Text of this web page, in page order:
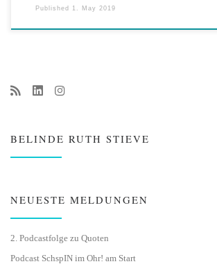
Published 1. May 2019
BELINDE RUTH STIEVE
NEUESTE MELDUNGEN
2. Podcastfolge zu Quoten
Podcast SchspIN im Ohr! am Start